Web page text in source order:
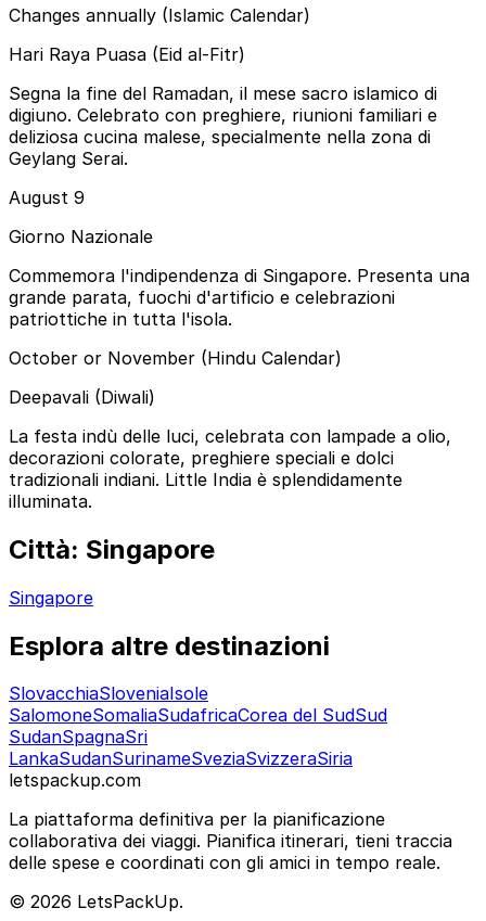
Changes annually (Islamic Calendar)
Hari Raya Puasa (Eid al-Fitr)
Segna la fine del Ramadan, il mese sacro islamico di
digiuno. Celebrato con preghiere, riunioni familiari e
deliziosa cucina malese, specialmente nella zona di
Geylang Serai.
August 9
Giorno Nazionale
Commemora l'indipendenza di Singapore. Presenta una
grande parata, fuochi d'artificio e celebrazioni
patriottiche in tutta l'isola.
October or November (Hindu Calendar)
Deepavali (Diwali)
La festa indù delle luci, celebrata con lampade a olio,
decorazioni colorate, preghiere speciali e dolci
tradizionali indiani. Little India è splendidamente
illuminata.
Città: Singapore
Singapore
Esplora altre destinazioni
SlovacchiaSloveniaIsole
SalomoneSomaliaSudafricaCorea del SudSud
SudanSpagnaSri
LankaSudanSurinameSveziaSvizzeraSiria
letspackup.com
La piattaforma definitiva per la pianificazione
collaborativa dei viaggi. Pianifica itinerari, tieni traccia
delle spese e coordinati con gli amici in tempo reale.
© 2026 LetsPackUp.